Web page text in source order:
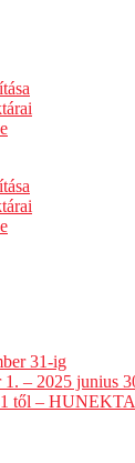
31-ig
1. – 2025 junius
től –